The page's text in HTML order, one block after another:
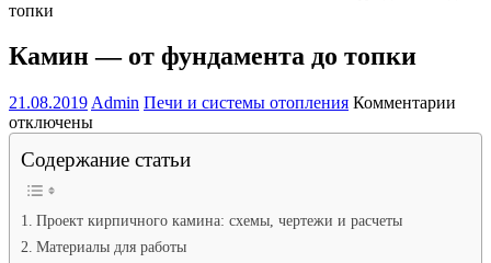
топки
Камин — от фундамента до топки
21.08.2019 Admin Печи и системы отопления Комментарии
отключены
Содержание статьи
Проект кирпичного камина: схемы, чертежи и расчеты
Материалы для работы